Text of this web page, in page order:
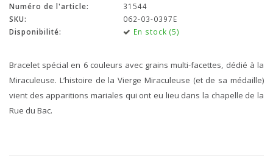
Numéro de l'article:
31544
SKU:
062-03-0397E
Disponibilité:
En stock (5)
Bracelet spécial en 6 couleurs avec grains multi-facettes, dédié à la
Miraculeuse. L’histoire de la Vierge Miraculeuse (et de sa médaille)
vient des apparitions mariales qui ont eu lieu dans la chapelle de la
Rue du Bac.